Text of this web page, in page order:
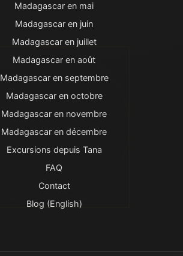
Madagascar en mai
Madagascar en juin
Madagascar en juillet
Madagascar en août
Madagascar en septembre
Madagascar en octobre
Madagascar en novembre
Madagascar en décembre
Excursions depuis Tana
FAQ
Contact
Blog (English)